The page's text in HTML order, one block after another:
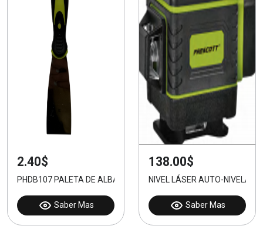
2.40$
PHDB107 PALETA DE ALBAÑILERÍA 7"/180mm
Saber Mas
138.00$
NIVEL LÁSER AUTO-
Saber Mas